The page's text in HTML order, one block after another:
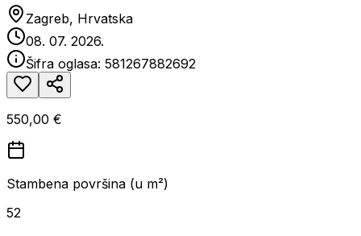
Zagreb, Hrvatska
08. 07. 2026.
Šifra oglasa: 581267882692
550,00 €
Stambena površina (u m²)
52